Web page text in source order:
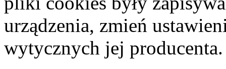
urządzenia, zmień
wytycznych jej producenta.